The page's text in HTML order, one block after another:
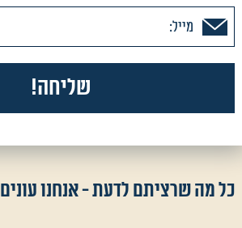
כל מה שרציתם לדעת - אנחנו עונים